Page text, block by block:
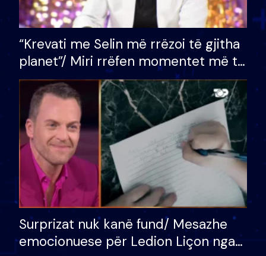
“Krevati me Selin më rrëzoi të gjitha
planet”/ Miri rrëfen momentet më të
bukura në shtëpinë e BB VIP: Do më
mungojë zilja e mëngjesit kur…
Surprizat nuk kanë fund/ Mesazhe
emocionuese për Ledion Liçon nga